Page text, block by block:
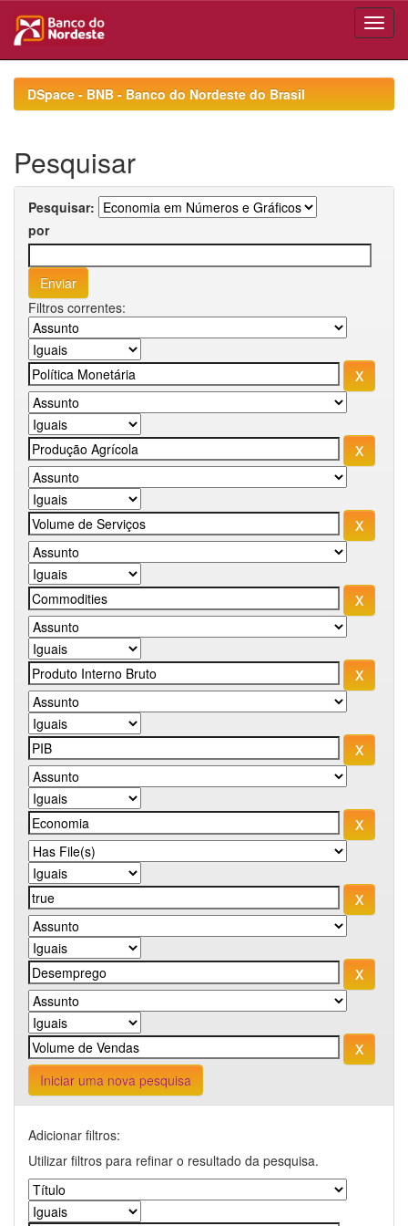
navigationDSpace - BNB - Banco do Nordeste do Brasil
Pesquisar
Pesquisar:
por
Filtros correntes:
Iniciar uma nova pesquisa
Adicionar filtros:
Utilizar filtros para refinar o resultado da pesquisa.